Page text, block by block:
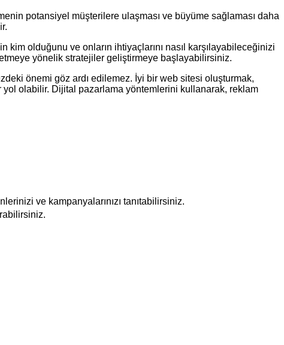
potansiyel müşterilere ulaşması ve büyüme sağlaması daha
olduğunu ve onların ihtiyaçlarını nasıl karşılayabileceğinizi
yönelik stratejiler geliştirmeye başlayabilirsiniz.
önemi göz ardı edilemez. İyi bir web sitesi oluşturmak,
olabilir. Dijital pazarlama yöntemlerini kullanarak, reklam
ve kampanyalarınızı tanıtabilirsiniz.